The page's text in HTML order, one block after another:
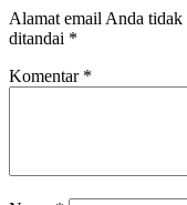
Alamat email Anda
ditandai *
Komentar *